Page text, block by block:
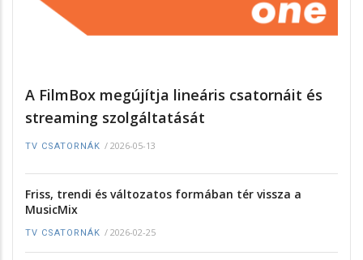
A FilmBox megújítja lineáris csatornáit és
streaming szolgáltatását
TV CSATORNÁK / 2026-05-13
Friss, trendi és változatos formában tér vissza a
MusicMix
TV CSATORNÁK / 2026-02-25